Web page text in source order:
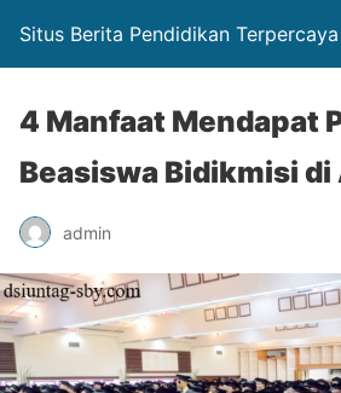
Situs Berita Pendidikan Terpercaya
4 Manfaat Mendapat
Beasiswa Bidikmisi di
admin